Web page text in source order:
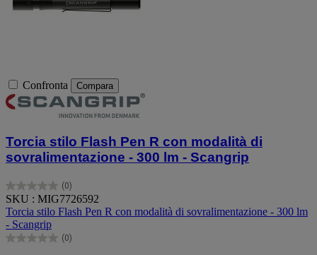
Confronta Compara
Torcia stilo Flash Pen R con modalità di
sovralimentazione - 300 lm - Scangrip
(0)
0.0
su
5
stelle.
SKU : MIG7726592
Torcia stilo Flash Pen R con modalità di sovralimentazione - 300 lm
- Scangrip
(0)
0.0